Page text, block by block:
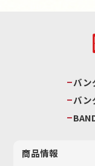
バン
バン
商品情報